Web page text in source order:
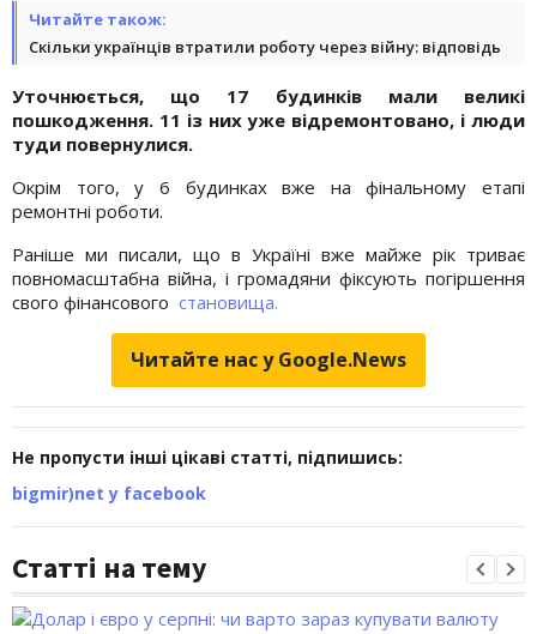
Читайте також:
Скільки українців втратили роботу через війну: відповідь
Уточнюється, що 17 будинків мали великі
пошкодження. 11 із них уже відремонтовано, і люди
туди повернулися.
Окрім того, у 6 будинках вже на фінальному етапі
ремонтні роботи.
Раніше ми писали, що в Україні вже майже рік триває
повномасштабна війна, і громадяни фіксують погіршення
свого фінансового становища.
Читайте нас у Google.News
Не пропусти інші цікаві статті, підпишись:
bigmir)net у facebook
Статті на тему